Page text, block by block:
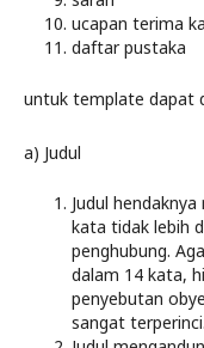
ucapan terima
daftar pustaka
untuk template dapat
a) Judul
Judul
kata tidak lebih
penghubung.
dalam 14 kata,
penyebutan
sangat terperinci.